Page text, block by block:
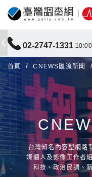
02-2747-1331
首頁 CNEWS匯流新聞
台灣知名內容型網路
媒體人及影像工作者
科技、政治民調、